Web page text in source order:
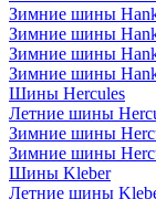
Зимние шины
Зимние шины
Зимние шины
Зимние шины
Шины Hercules
Летние шины
Зимние шины
Зимние шины
Шины Kleber
Летние шины